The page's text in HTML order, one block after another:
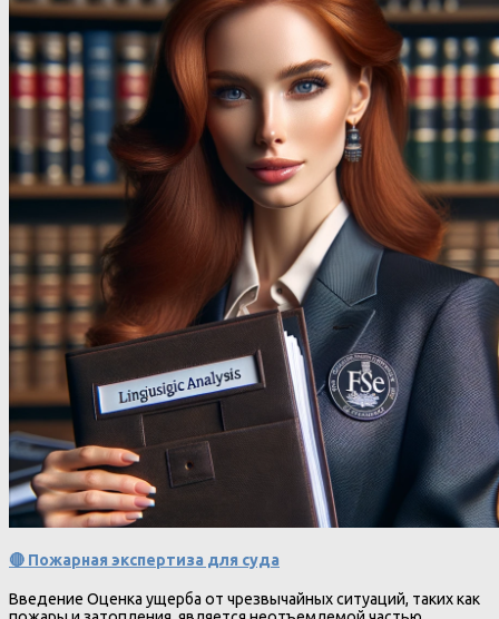
🔴 Пожарная экспертиза для суда
Введение Оценка ущерба от чрезвычайных ситуаций, таких как